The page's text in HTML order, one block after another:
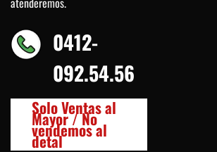
0412-
092.54.56
Solo Ventas al
Mayor / No
vendemos al
detal